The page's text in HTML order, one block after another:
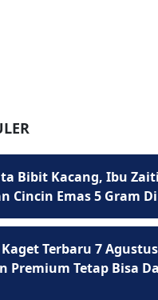
Bibit Kacang, Ibu
Cincin Emas 5 Gram
Terbaru 7
Premium Tetap Bisa